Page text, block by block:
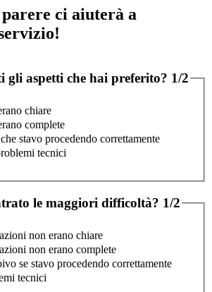
ci aiuterà a
gli aspetti che hai preferito? 1/2
chiare
complete
stavo procedendo correttamente
tecnici
le maggiori difficoltà? 1/2
non erano chiare
non erano complete
se stavo procedendo correttamente
tecnici